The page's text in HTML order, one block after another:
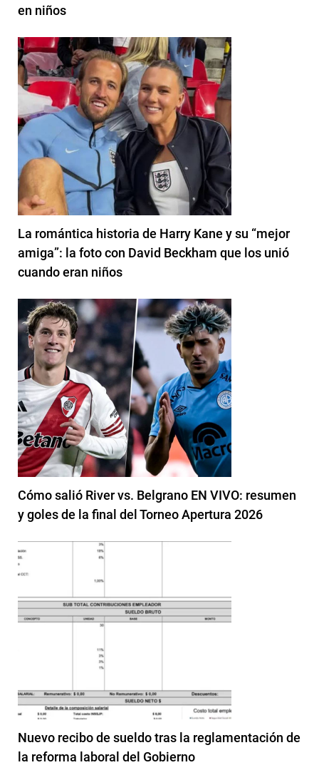
en niños
La romántica historia de Harry Kane y su “mejor
amiga”: la foto con David Beckham que los unió
cuando eran niños
Cómo salió River vs. Belgrano EN VIVO: resumen
y goles de la final del Torneo Apertura 2026
Nuevo recibo de sueldo tras la reglamentación de
la reforma laboral del Gobierno